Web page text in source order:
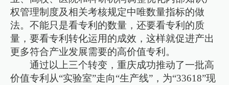
权管理制度及相关考核规定中唯数量指标的做
法。不能只是看专利的数量，还要看专利的质
量，要看专利转化运用的成效，这样就促进产出
更多符合产业发展需要的高价值专利。
通过以上三个转变，重庆成功推动了一批高
价值专利从“实验室”走向“生产线”，为“33618”现